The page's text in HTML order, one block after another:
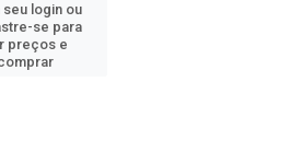
Faça seu login ou
cadastre-se para